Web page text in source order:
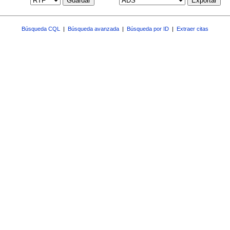
Búsqueda CQL Búsqueda avanzada Búsqueda por ID Extraer citas